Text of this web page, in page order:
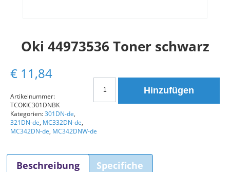
Oki 44973536 Toner schwarz
€ 11,84
44973536
Toner
Menge
Hinzufügen
Artikelnummer:
TCOKIC301DNBK
Kategorien:301DN-de,
321DN-de, MC332DN-de,
MC342DN-de, MC342DNW-de
Beschreibung Specifiche